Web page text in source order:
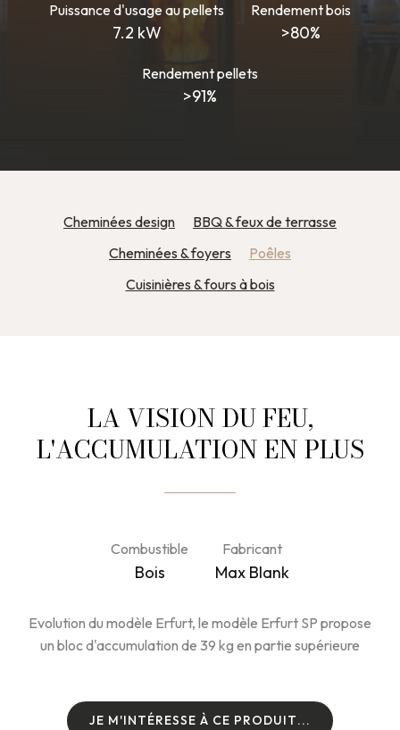
Puissance d'usage au pellets
7.2 kW
Rendement bois
>80%
Rendement pellets
>91%
Cheminées design
BBQ & feux de terrasse
Cheminées & foyers
Poêles
Cuisinières & fours à bois
LA VISION DU FEU,
L'ACCUMULATION EN PLUS
Combustible
Bois
Fabricant
Max Blank
Evolution du modèle Erfurt, le modèle Erfurt SP propose
un bloc d'accumulation de 39 kg en partie supérieure
JE M'INTÉRESSE À CE PRODUIT...